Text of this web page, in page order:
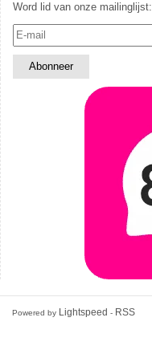
Word lid van onze mailinglijst:
Powered by Lightspeed - RSS